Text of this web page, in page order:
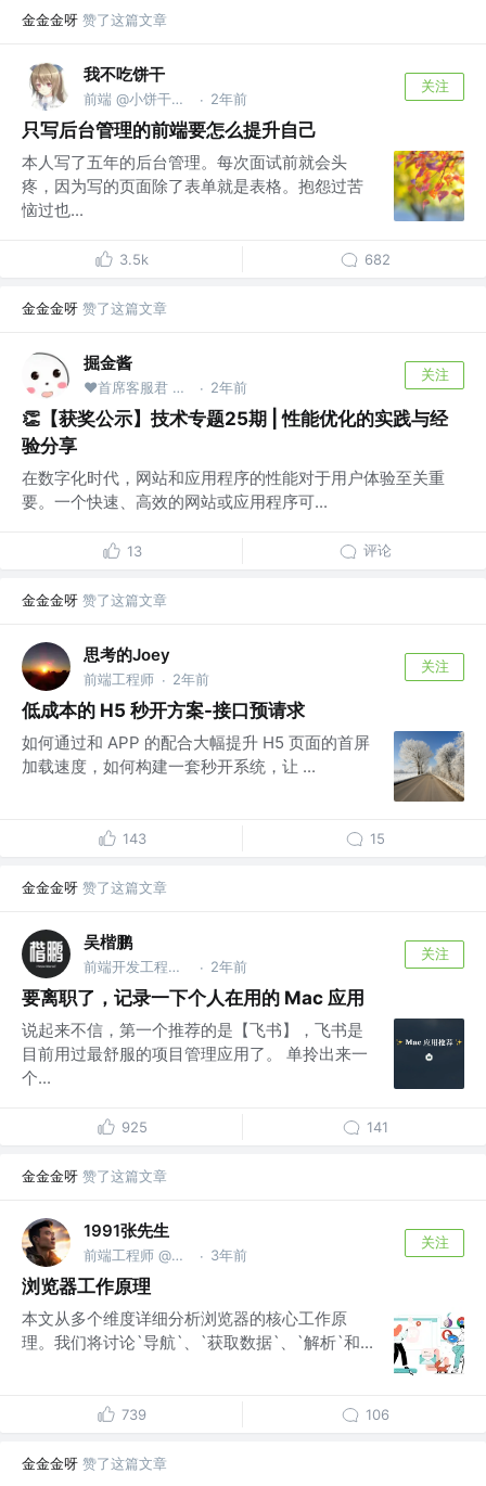
金金金呀 赞了这篇文章
我不吃饼干
前端 @小饼干无限公司 · 2年前
关注
只写后台管理的前端要怎么提升自己
本人写了五年的后台管理。每次面试前就会头
疼，因为写的页面除了表单就是表格。抱怨过苦
恼过也...
3.5k 682
金金金呀 赞了这篇文章
掘金酱
❤首席客服君 @掘金 · 2年前
关注
👏【获奖公示】技术专题25期 | 性能优化的实践与经
验分享
在数字化时代，网站和应用程序的性能对于用户体验至关重
要。一个快速、高效的网站或应用程序可...
13 评论
金金金呀 赞了这篇文章
思考的Joey
前端工程师 · 2年前
关注
低成本的 H5 秒开方案-接口预请求
如何通过和 APP 的配合大幅提升 H5 页面的首屏
加载速度，如何构建一套秒开系统，让 ...
143 15
金金金呀 赞了这篇文章
吴楷鹏
前端开发工程师 @Dreame · 2年前
关注
要离职了，记录一下个人在用的 Mac 应用
说起来不信，第一个推荐的是【飞书】，飞书是
目前用过最舒服的项目管理应用了。 单拎出来一
个...
925 141
金金金呀 赞了这篇文章
1991张先生
前端工程师 @GothamCity | vx superZidan41 · 3年前
关注
浏览器工作原理
本文从多个维度详细分析浏览器的核心工作原
理。我们将讨论`导航`、`获取数据`、`解析`和...
739 106
金金金呀 赞了这篇文章